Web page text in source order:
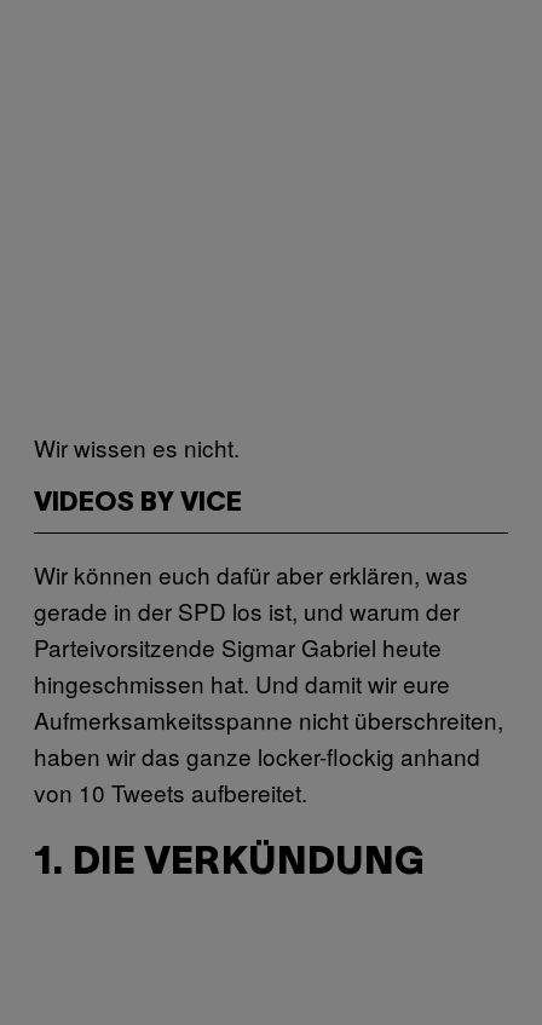
Wir wissen es nicht.
VIDEOS BY VICE
Wir können euch dafür aber erklären, was
gerade in der SPD los ist, und warum der
Parteivorsitzende Sigmar Gabriel heute
hingeschmissen hat. Und damit wir eure
Aufmerksamkeitsspanne nicht überschreiten,
haben wir das ganze locker-flockig anhand
von 10 Tweets aufbereitet.
1. DIE VERKÜNDUNG